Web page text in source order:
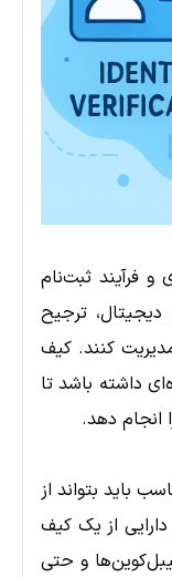
فرآیند ثبت‌نام
دیجیتال، ترجیح
کنند. کیف
داشته باشد تا
انجام دهد.
باید بتواند از
دارایی از یک کیف
و حتی